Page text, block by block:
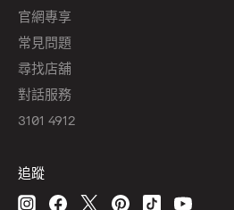
官網專享
常見問題
尋找店舖
對話服務
3101 4912
追蹤